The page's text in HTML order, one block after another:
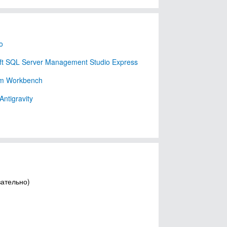
SQL Server Management Studio Express
Workbench